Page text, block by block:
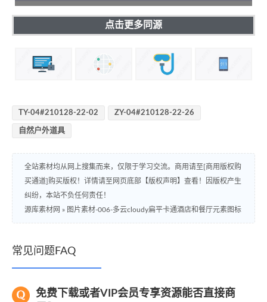
点击更多同源
TY-04#210128-22-02 ZY-04#210128-22-26
自然户外道具
全站素材均从网上搜集而来，仅限于学习交流。商用请至[商用版权购
买通道]购买版权！详情请至网页底部【版权声明】查看！因版权产生
纠纷，本站不负任何责任！
源库素材网 » 图片素材-006-多云cloudy扁平卡通酒店和餐厅元素图标
常见问题FAQ
免费下载或者VIP会员专享资源能否直接商